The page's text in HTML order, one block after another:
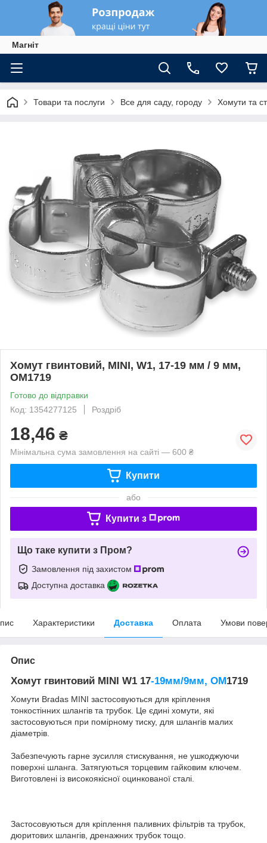
Магніт
Товари та послуги Все для саду, городу Хомути та
Хомут гвинтовий, MINI, W1, 17-19 мм / 9 мм,
OM1719
Готово до відправки
Код: 1354277125
Роздріб
18,46 ₴
Мінімальна сума замовлення на сайті — 600 ₴
Купити
або
Купити з
Що таке купити з Пром?
Замовлення під захистом
Доступна доставка
Характеристики Доставка Оплата Умови
Опис
Хомут гвинтовий MINI W1 17-19мм/9мм, OM1719
Хомути Bradas MINI застосовуються для кріплення
тонкостінних шлангів та трубок. Це єдині хомути, які
застосовуються при помірному тиску, для шлангів малих
діаметрів.
Забезпечують гарне зусилля стискування, не ушкоджуючи
поверхні шланга. Затягуються торцевим гайковим ключем.
Виготовлені із високоякісної оцинкованої сталі.
Застосовуються для кріплення паливних фільтрів та трубок,
дюритових шлангів, дренажних трубок тощо.